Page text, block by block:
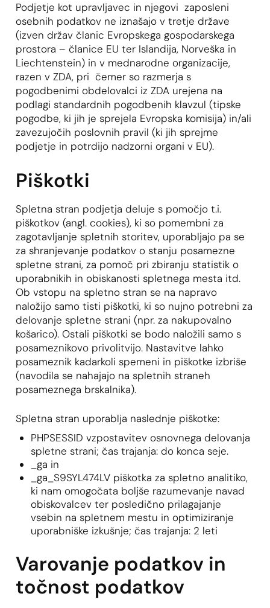
Podjetje kot upravljavec in njegovi zaposleni
osebnih podatkov ne iznašajo v tretje države
(izven držav članic Evropskega gospodarskega
prostora – članice EU ter Islandija, Norveška in
Liechtenstein) in v mednarodne organizacije,
razen v ZDA, pri čemer so razmerja s
pogodbenimi obdelovalci iz ZDA urejena na
podlagi standardnih pogodbenih klavzul (tipske
pogodbe, ki jih je sprejela Evropska komisija) in/ali
zavezujočih poslovnih pravil (ki jih sprejme
podjetje in potrdijo nadzorni organi v EU).
Piškotki
Spletna stran podjetja deluje s pomočjo t.i.
piškotkov (angl. cookies), ki so pomembni za
zagotavljanje spletnih storitev, uporabljajo pa se
za shranjevanje podatkov o stanju posamezne
spletne strani, za pomoč pri zbiranju statistik o
uporabnikih in obiskanosti spletnega mesta itd.
Ob vstopu na spletno stran se na napravo
naložijo samo tisti piškotki, ki so nujno potrebni za
delovanje spletne strani (npr. za nakupovalno
košarico). Ostali piškotki se bodo naložili samo s
posameznikovo privolitvijo. Nastavitve lahko
posameznik kadarkoli spemeni in piškotke izbriše
(navodila se nahajajo na spletnih straneh
posameznega brskalnika).
Spletna stran uporablja naslednje piškotke:
PHPSESSID vzpostavitev osnovnega delovanja
spletne strani; čas trajanja: do konca seje.
_ga in
_ga_S9SYL474LV piškotka za spletno analitiko,
ki nam omogočata boljše razumevanje navad
obiskovalcev ter posledično prilagajanje
vsebin na spletnem mestu in optimiziranje
uporabniške izkušnje; čas trajanja: 2 leti
Varovanje podatkov in
točnost podatkov